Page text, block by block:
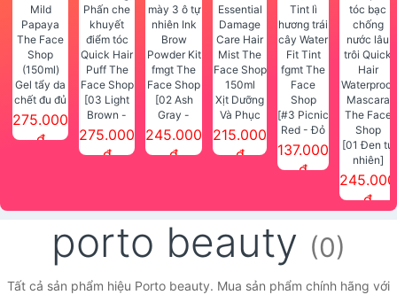
Gel tẩy da
chết đu đủ
SMART
PEELING
275.000
đ
[03 Light
Brown -
Nâu Sáng]
Phấn che
275.000
đ
[02 Ash
Gray -
Khói] Bột
kẻ chân
Face Shop
245.000
đ
Xịt Dưỡng
Và Phục
Hồi Tóc
Essential
215.000
đ
[#3 Picnic
Red - Đỏ
cam] Son
Face
Shop
137.000
đ
[01 Đen tự
nhiên]
Mascara
che phủ
Waterproof
245.000
đ
porto beauty (0)
Tất cả sản phẩm hiệu Porto beauty. Mua sản phẩm chính hãng với